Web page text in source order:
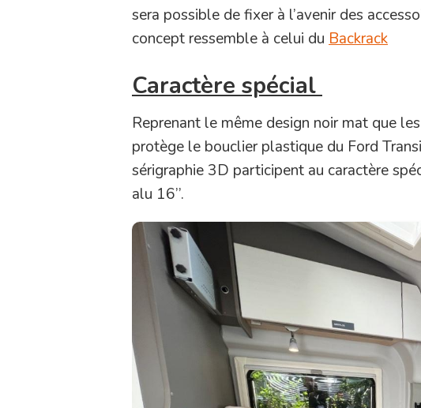
sera possible de fixer à l’avenir des
concept ressemble à celui du Backrack
Caractère spécial
Reprenant le même design noir mat que
protège le bouclier plastique du Ford
sérigraphie 3D participent au caractère
alu 16’’.